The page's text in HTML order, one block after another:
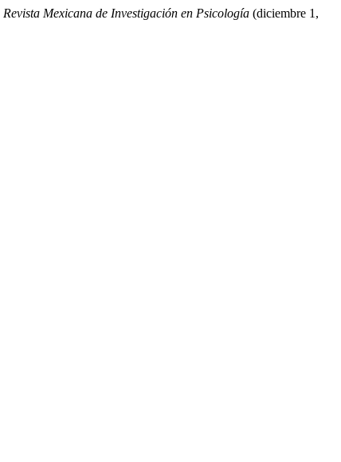
Revista Mexicana de Investigación en Psicología (diciembre 1,